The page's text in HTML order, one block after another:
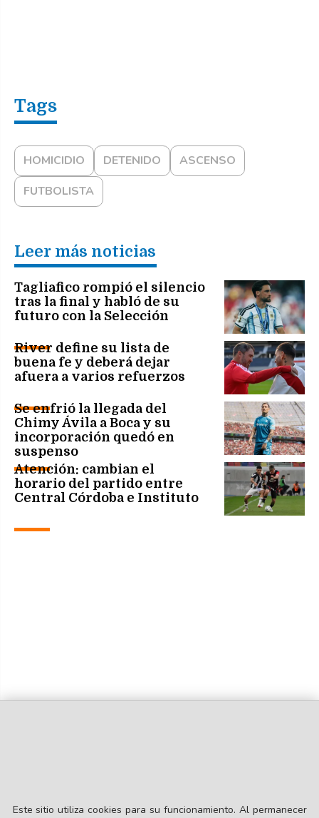
HOMICIDIO DETENIDO
ASCENSO
FUTBOLISTA
Leer más noticias
Tagliafico rompió el silencio
tras la final y habló de su
futuro con la Selección
River define su lista de
buena fe y deberá dejar
afuera a varios refuerzos
Se enfrió la llegada del
Chimy Ávila a Boca y su
incorporación quedó en
suspenso
Atención: cambian el
horario del partido entre
Central Córdoba e Instituto
Este sitio utiliza cookies para su funcionamiento. Al permanecer